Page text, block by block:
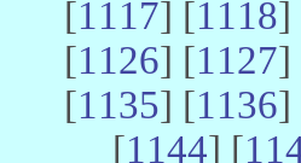
[1117] [1118]
[1126] [1127]
[1135] [1136]
[1144] [